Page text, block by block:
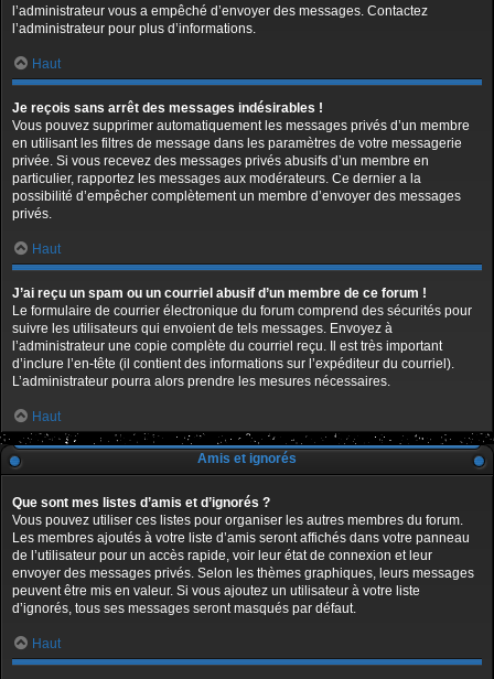
l’administrateur vous a empêché d’envoyer des messages. Contactez
l’administrateur pour plus d’informations.
Haut
Je reçois sans arrêt des messages indésirables !
Vous pouvez supprimer automatiquement les messages privés d’un membre
en utilisant les filtres de message dans les paramètres de votre messagerie
privée. Si vous recevez des messages privés abusifs d’un membre en
particulier, rapportez les messages aux modérateurs. Ce dernier a la
possibilité d’empêcher complètement un membre d’envoyer des messages
privés.
Haut
J’ai reçu un spam ou un courriel abusif d’un membre de ce forum !
Le formulaire de courrier électronique du forum comprend des sécurités pour
suivre les utilisateurs qui envoient de tels messages. Envoyez à
l’administrateur une copie complète du courriel reçu. Il est très important
d’inclure l’en-tête (il contient des informations sur l’expéditeur du courriel).
L’administrateur pourra alors prendre les mesures nécessaires.
Haut
Amis et ignorés
Que sont mes listes d’amis et d’ignorés ?
Vous pouvez utiliser ces listes pour organiser les autres membres du forum.
Les membres ajoutés à votre liste d’amis seront affichés dans votre panneau
de l’utilisateur pour un accès rapide, voir leur état de connexion et leur
envoyer des messages privés. Selon les thèmes graphiques, leurs messages
peuvent être mis en valeur. Si vous ajoutez un utilisateur à votre liste
d’ignorés, tous ses messages seront masqués par défaut.
Haut